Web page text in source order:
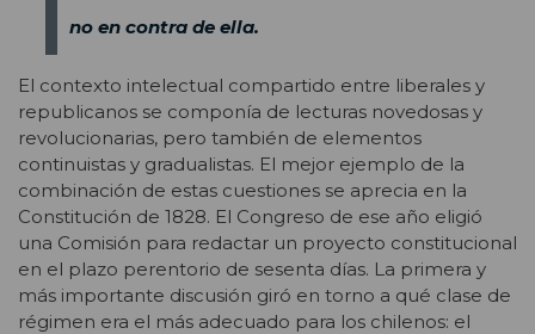
no en contra de ella.
El contexto intelectual compartido entre liberales y
republicanos se componía de lecturas novedosas y
revolucionarias, pero también de elementos
continuistas y gradualistas. El mejor ejemplo de la
combinación de estas cuestiones se aprecia en la
Constitución de 1828. El Congreso de ese año eligió
una Comisión para redactar un proyecto constitucional
en el plazo perentorio de sesenta días. La primera y
más importante discusión giró en torno a qué clase de
régimen era el más adecuado para los chilenos: el